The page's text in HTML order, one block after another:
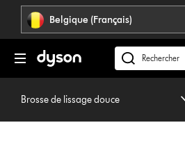
Sauter
pages
Belgique (Français)
Rechercher
des
Brosse de lissage douce